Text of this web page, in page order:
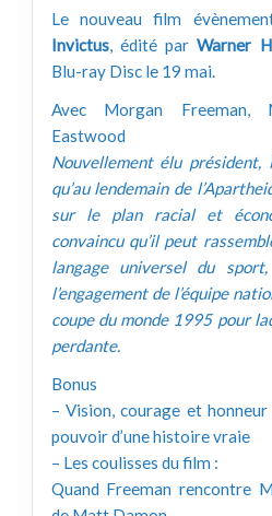
Le nouveau film
Invictus, édité parWarner
Blu-ray Disc le 19 mai.
Avec Morgan Freeman,
Eastwood
Nouvellement élu président,
qu’au lendemain de
sur le plan racial et
convaincu qu’il peut
langage universel du
l’engagement de l’équipe
coupe du monde 1995 pour
perdante.
Bonus
– Vision, courage et
pouvoir d’une histoire vraie
– Les coulisses du film :
Quand Freeman rencontre